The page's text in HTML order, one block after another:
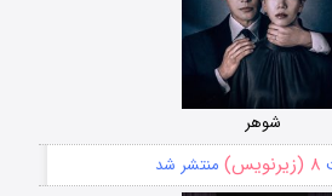
شوهر
۸ (زیرنویس) منتشر شد